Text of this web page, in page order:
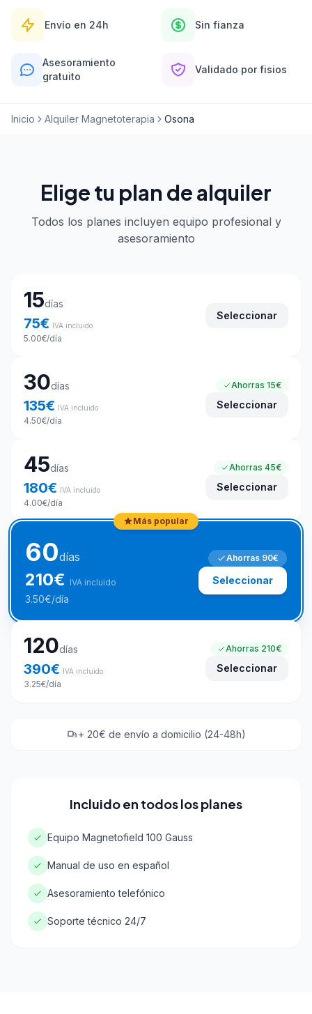
Envío en 24h Sin fianza
Asesoramiento
gratuito
Validado por fisios
Inicio Alquiler Magnetoterapia Osona
Elige tu plan de alquiler
Todos los planes incluyen equipo profesional y
asesoramiento
15días
75€ IVA incluido
5.00€/día
Seleccionar
30días
135€ IVA incluido
4.50€/día
Ahorras 15€
Seleccionar
45días
180€ IVA incluido
4.00€/día
Ahorras 45€
Seleccionar
Más popular
60días
210€ IVA incluido
3.50€/día
Ahorras 90€
Seleccionar
120días
390€ IVA incluido
3.25€/día
Ahorras 210€
Seleccionar
+ 20€ de envío a domicilio (24-48h)
Incluido en todos los planes
Equipo Magnetofield 100 Gauss
Manual de uso en español
Asesoramiento telefónico
Soporte técnico 24/7